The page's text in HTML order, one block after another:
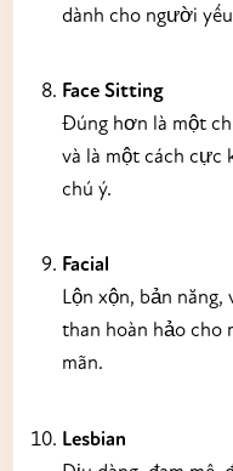
dành cho người
Face Sitting
Đúng hơn là một
và là một cách cực
chú ý.
Facial
Lộn xộn, bản
than hoàn hảo cho
mãn.
Lesbian